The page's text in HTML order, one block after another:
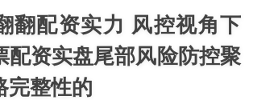
翻配资实力 风控视角下
配资实盘尾部风险防控聚
完整性的